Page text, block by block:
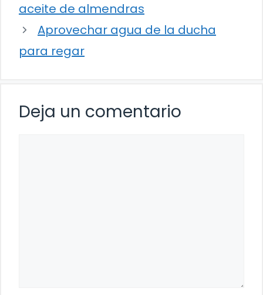
aceite de almendras
Aprovechar agua de la ducha
para regar
Deja un comentario